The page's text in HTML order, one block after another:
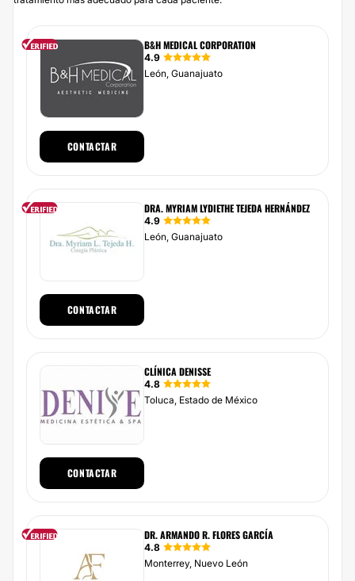
B&H MEDICAL CORPORATION
4.9
León, Guanajuato
CONTACTAR
DRA. MYRIAM LYDIETHE TEJEDA HERNÁNDEZ
4.9
León, Guanajuato
CONTACTAR
CLÍNICA DENISSE
4.8
Toluca, Estado de México
CONTACTAR
DR. ARMANDO R. FLORES GARCÍA
4.8
Monterrey, Nuevo León